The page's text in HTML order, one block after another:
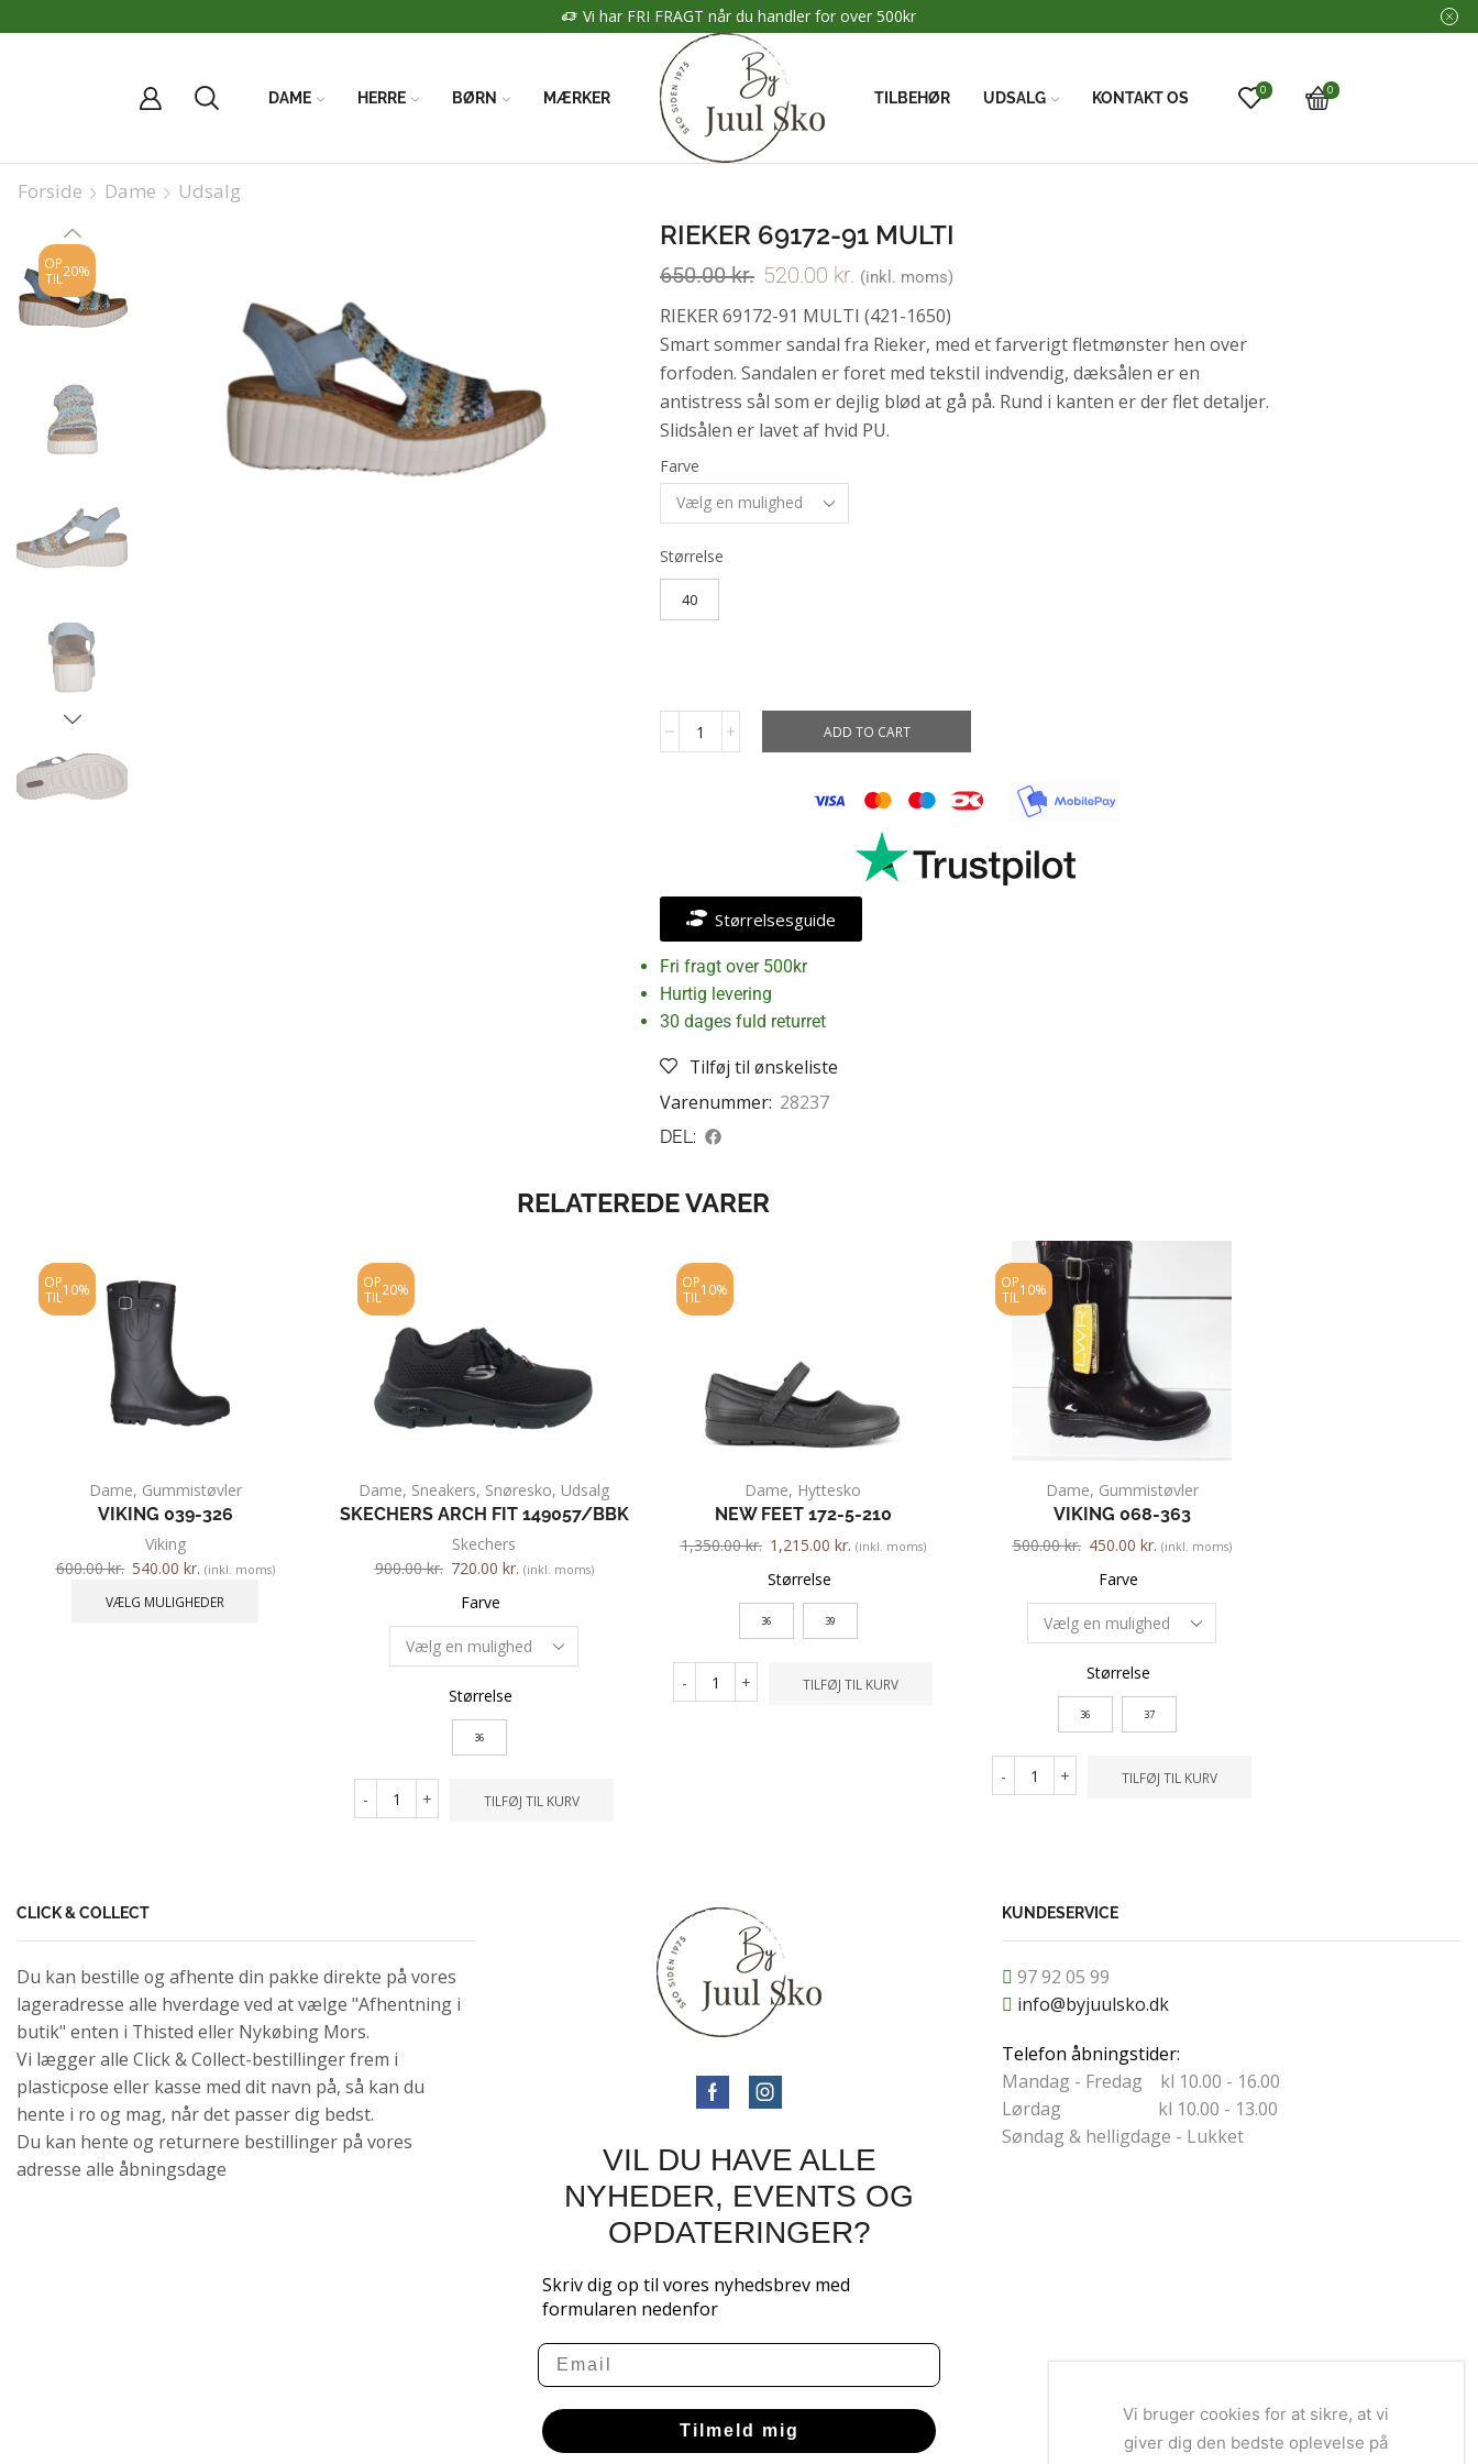
Vi har FRI FRAGT når du handler for over 500kr
DAME HERRE BØRN MÆRKER TILBEHØR UDSALG KONTAKT OS 0 0
Forside Dame Udsalg
OP
TIL 20%
RIEKER 69172-91 MULTI
650.00kr. 520.00 kr. (inkl. moms)
RIEKER 69172-91 MULTI (421-1650)
Smart sommer sandal fra Rieker, med et farverigt fletmønster hen over
forfoden. Sandalen er foret med tekstil indvendig, dæksålen er en
antistress sål som er dejlig blød at gå på. Rund i kanten er der flet detaljer.
Slidsålen er lavet af hvid PU.
Farve
Størrelse
40
ADD TO CART
Størrelsesguide
Fri fragt over 500kr
Hurtig levering
30 dages fuld returret
Tilføj til ønskeliste
Varenummer: 28237
DEL:
RELATEREDE VARER
OP
TIL 10%
Dame, Gummistøvler
VIKING 039-326
Viking
600.00kr. 540.00 kr. (inkl. moms)
VÆLG MULIGHEDER
OP
TIL 20%
Dame, Sneakers, Snøresko, Udsalg
SKECHERS ARCH FIT 149057/BBK
Skechers
900.00kr. 720.00 kr. (inkl. moms)
Farve
Størrelse
36
- + TILFØJ TIL KURV
OP
TIL 10%
Dame, Hyttesko
NEW FEET 172-5-210
1,350.00kr. 1,215.00 kr. (inkl. moms)
Størrelse
36 39
- + TILFØJ TIL KURV
OP
TIL 10%
Dame, Gummistøvler
VIKING 068-363
500.00kr. 450.00 kr. (inkl. moms)
Farve
Størrelse
36 37
- + TILFØJ TIL KURV
CLICK & COLLECT
Du kan bestille og afhente din pakke direkte på vores
lageradresse alle hverdage ved at vælge "Afhentning i
butik" enten i Thisted eller Nykøbing Mors.
Vi lægger alle Click & Collect-bestillinger frem i
plasticpose eller kasse med dit navn på, så kan du
hente i ro og mag, når det passer dig bedst.
Du kan hente og returnere bestillinger på vores
adresse alle åbningsdage
VIL DU HAVE ALLE
NYHEDER, EVENTS OG
OPDATERINGER?
Skriv dig op til vores nyhedsbrev med
formularen nedenfor
Email
Tilmeld mig
KUNDESERVICE
97 92 05 99
info@byjuulsko.dk
Telefon åbningstider:
Mandag - Fredag kl 10.00 - 16.00
Lørdag kl 10.00 - 13.00
Søndag & helligdage - Lukket
Vi bruger cookies for at sikre, at vi
giver dig den bedste oplevelse på